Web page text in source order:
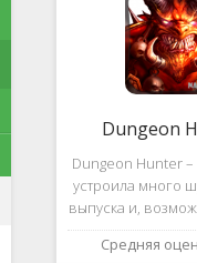
Dungeon
Dungeon Hunter –
устроила много
выпуска и,
такому
необычную
Средняя